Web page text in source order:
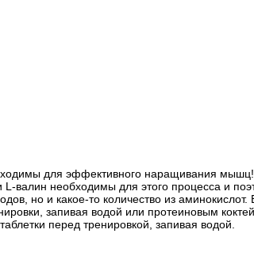
для эффективного наращивания
необходимы для этого процесса и
но и какое-то количество из
запивая водой или протеиновым
перед тренировкой, запивая водой.